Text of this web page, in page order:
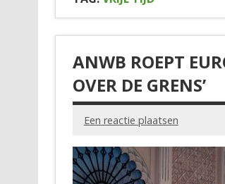
ANWB ROEPT
OVER DE GRENS’
Een reactie plaatsen